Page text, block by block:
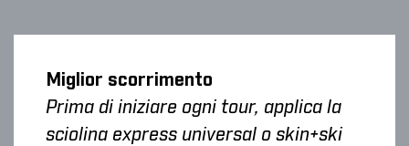
Miglior scorrimento
Prima di iniziare ogni tour, applica la
sciolina express universal o skin+ski